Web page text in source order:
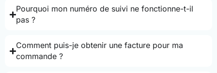
Pourquoi mon numéro de suivi ne fonctionne-t-il
pas ?
Comment puis-je obtenir une facture pour ma
commande ?